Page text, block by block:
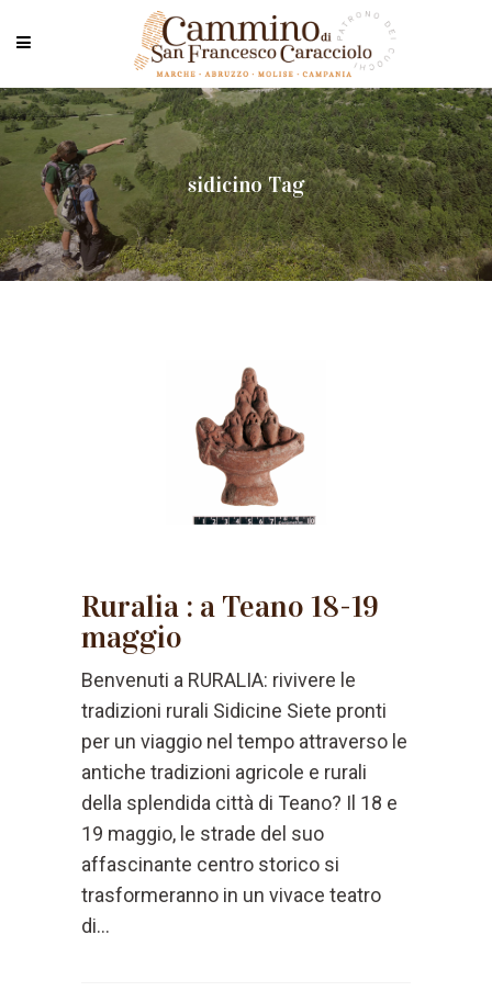
sidicino Tag
Ruralia : a Teano 18-19
maggio
Benvenuti a RURALIA: rivivere le
tradizioni rurali Sidicine Siete pronti
per un viaggio nel tempo attraverso le
antiche tradizioni agricole e rurali
della splendida città di Teano? Il 18 e
19 maggio, le strade del suo
affascinante centro storico si
trasformeranno in un vivace teatro
di...